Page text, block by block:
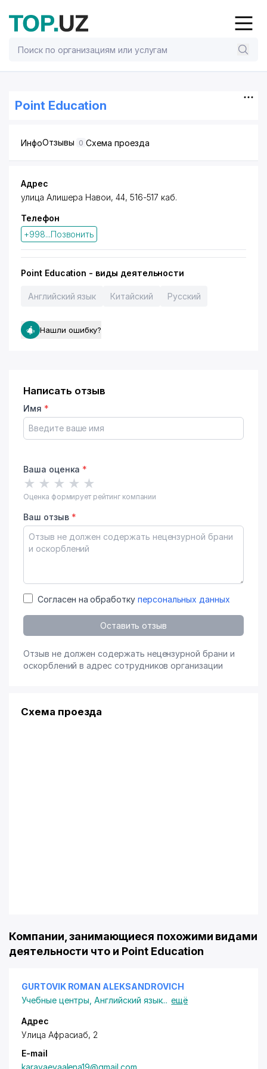
Point Education
ИнфоОтзывы 0 Схема проезда
Адрес
улица Алишера Навои, 44, 516-517 каб.
Телефон
+998...Позвонить
Point Education - виды деятельности
Английский язык Китайский Русский
Нашли ошибку?
Написать отзыв
Имя *
Ваша оценка *
★ ★ ★ ★ ★
Оценка формирует рейтинг компании
Ваш отзыв *
Согласен на обработку персональных данных
Оставить отзыв
Отзыв не должен содержать нецензурной брани и
оскорблений в адрес сотрудников организации
Схема проезда
Компании, занимающиеся похожими видами
деятельности что и Point Education
GURTOVIK ROMAN ALEKSANDROVICH
Учебные центры ,Английский язык... ещё
Адрес
Улица Афрасиаб, 2
E-mail
karavaevaalena19@gmail.com